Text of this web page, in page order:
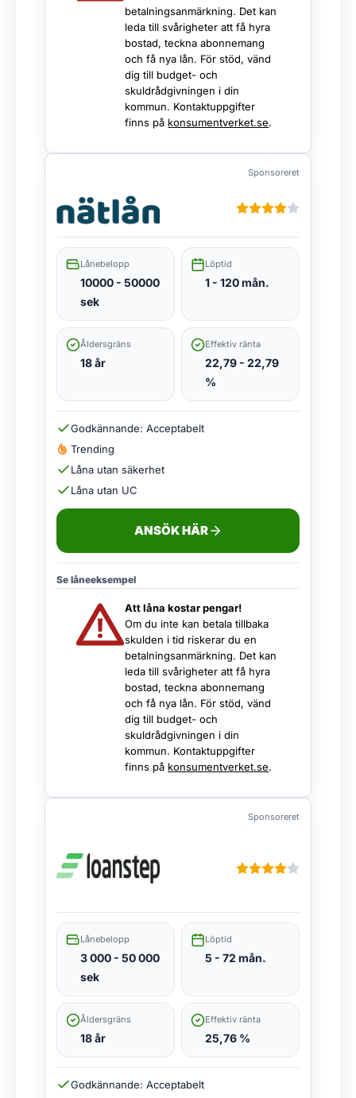
betalningsanmärkning. Det kan
leda till svårigheter att få hyra
bostad, teckna abonnemang
och få nya lån. För stöd, vänd
dig till budget- och
skuldrådgivningen i din
kommun. Kontaktuppgifter
finns på konsumentverket.se.
Sponsoreret
Lånebelopp
10000 - 50000
sek
Löptid
1 - 120 mån.
Åldersgräns
18 år
Effektiv ränta
22,79 - 22,79
%
Godkännande: Acceptabelt
Trending
Låna utan säkerhet
Låna utan UC
ANSÖK HÄR
Se låneeksempel
Att låna kostar pengar!
Om du inte kan betala tillbaka
skulden i tid riskerar du en
betalningsanmärkning. Det kan
leda till svårigheter att få hyra
bostad, teckna abonnemang
och få nya lån. För stöd, vänd
dig till budget- och
skuldrådgivningen i din
kommun. Kontaktuppgifter
finns på konsumentverket.se.
Sponsoreret
Lånebelopp
3 000 - 50 000
sek
Löptid
5 - 72 mån.
Åldersgräns
18 år
Effektiv ränta
25,76 %
Godkännande: Acceptabelt